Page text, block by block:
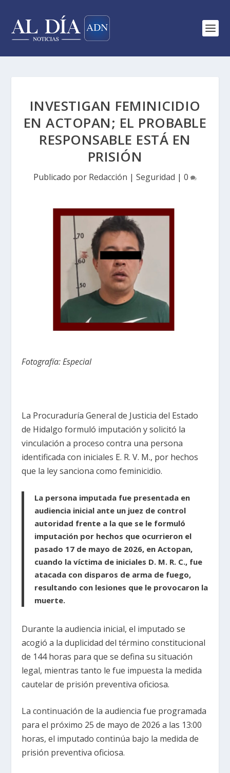
INVESTIGAN FEMINICIDIO
EN ACTOPAN; EL PROBABLE
RESPONSABLE ESTÁ EN
PRISIÓN
Publicado por Redacción | Seguridad | 0
Fotografía: Especial
La Procuraduría General de Justicia del Estado
de Hidalgo formuló imputación y solicitó la
vinculación a proceso contra una persona
identificada con iniciales E. R. V. M., por hechos
que la ley sanciona como feminicidio.
La persona imputada fue presentada en
audiencia inicial ante un juez de control
autoridad frente a la que se le formuló
imputación por hechos que ocurrieron el
pasado 17 de mayo de 2026, en Actopan,
cuando la víctima de iniciales D. M. R. C., fue
atacada con disparos de arma de fuego,
resultando con lesiones que le provocaron la
muerte.
Durante la audiencia inicial, el imputado se
acogió a la duplicidad del término constitucional
de 144 horas para que se defina su situación
legal, mientras tanto le fue impuesta la medida
cautelar de prisión preventiva oficiosa.
La continuación de la audiencia fue programada
para el próximo 25 de mayo de 2026 a las 13:00
horas, el imputado continúa bajo la medida de
prisión preventiva oficiosa.